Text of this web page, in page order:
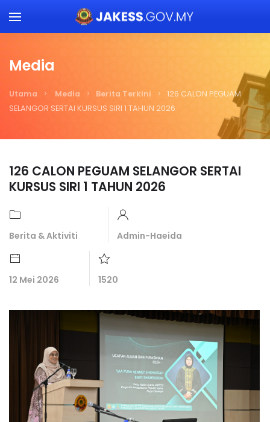
Skip to main content
Media
Utama Media Berita Terkini
126 CALON PEGUAM
SELANGOR SERTAI KURSUS SIRI 1 TAHUN 2026
126 CALON PEGUAM SELANGOR SERTAI
KURSUS SIRI 1 TAHUN 2026
Berita & Aktiviti Admin-Haeida
12 Mei 2026 1520